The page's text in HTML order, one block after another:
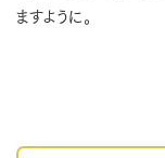
ますように。